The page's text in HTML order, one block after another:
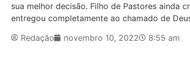
sua melhor decisão. Filho de Pastores ainda
entregou completamente ao chamado de
Redação
novembro 10, 2022 8:55 am